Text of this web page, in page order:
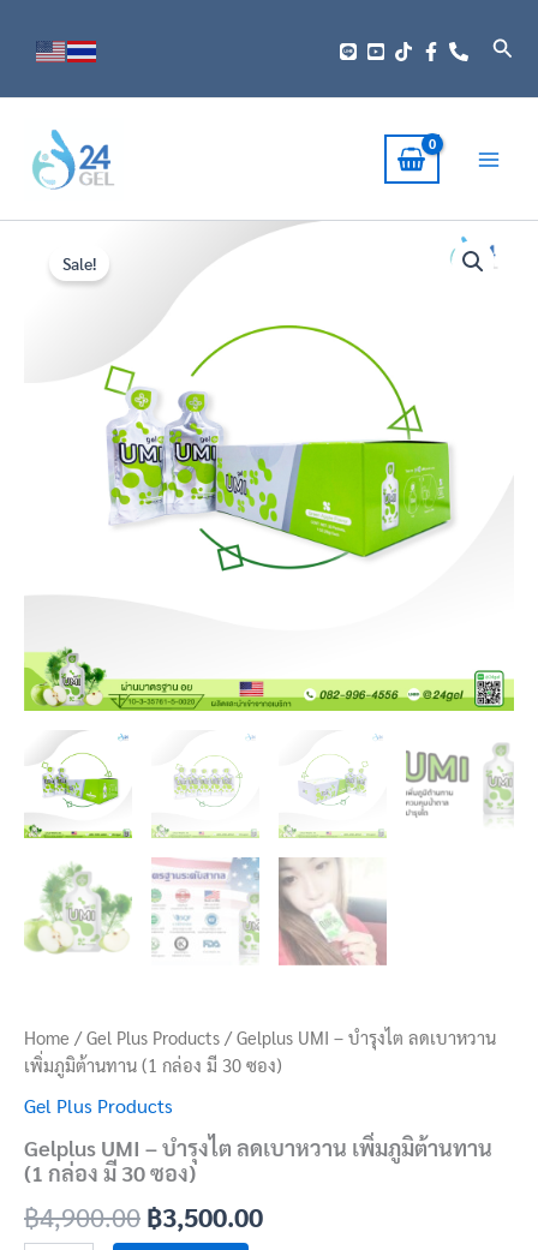
Sale!
Home /Gel Plus Products / Gelplus UMI – บำรุงไต ลดเบาหวาน
เพิ่มภูมิต้านทาน (1 กล่อง มี 30 ซอง)
Gel Plus Products
Gelplus UMI – บำรุงไต ลดเบาหวาน เพิ่มภูมิต้านทาน
(1 กล่อง มี 30 ซอง)
฿4,900.00
Original
price
was:
฿4,900.00.
฿3,500.00
Current
is:
฿3,500.00.